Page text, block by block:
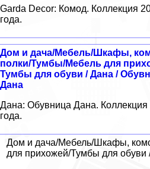
Garda Decor: Комод. Коллекция
года.
Дом и дача/Мебель/Шкафы,
полки/Тумбы/Мебель для
Тумбы для обуви / Дана /
Дана
Дана: Обувница Дана. Коллекция
года.
Дом и дача/Мебель/Шкафы,
для прихожей/Тумбы для